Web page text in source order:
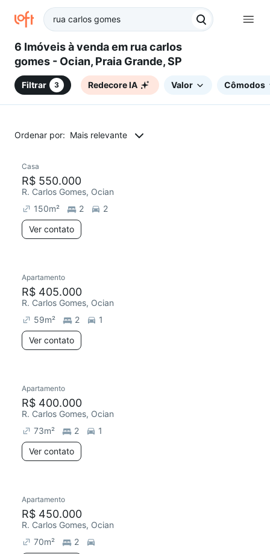
6 Imóveis à venda em rua carlos
gomes - Ocian, Praia Grande, SP
Filtrar 3 Redecore IA Valor Cômodos
Ordenar por: Mais relevante
Chegou há 4 dias
Casa
R$ 550.000
R. Carlos Gomes, Ocian
150m² 2
2
Ver contato
Redecorar
Apartamento
R$ 405.000
R. Carlos Gomes, Ocian
59m² 2
1
Ver contato
Chegou este mês
Apartamento
R$ 400.000
R. Carlos Gomes, Ocian
73m² 2
1
Ver contato
Chegou este mês
Apartamento
R$ 450.000
R. Carlos Gomes, Ocian
70m²
2